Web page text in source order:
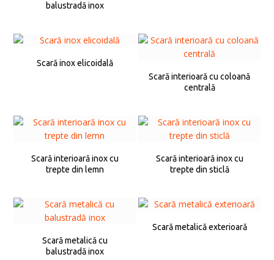
balustradă inox
Scară inox elicoidală
Scară interioară cu coloană
centrală
Scară interioară inox cu
trepte din lemn
Scară interioară inox cu
trepte din sticlă
Scară metalică cu
balustradă inox
Scară metalică exterioară